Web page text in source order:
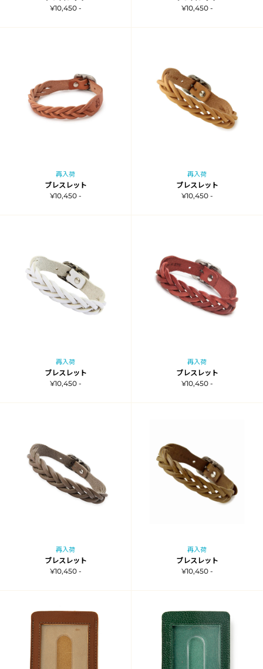
¥10,450 -
¥10,450 -
再入荷
ブレスレット
¥10,450 -
再入荷
ブレスレット
¥10,450 -
再入荷
ブレスレット
¥10,450 -
再入荷
ブレスレット
¥10,450 -
再入荷
ブレスレット
¥10,450 -
再入荷
ブレスレット
¥10,450 -